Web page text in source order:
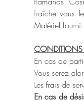
fraîche vous
Matériel
En cas de
Vous serez
Les frais de
En cas de